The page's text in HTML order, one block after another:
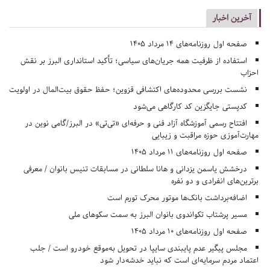
آخرین اخبار
صفحه اول روزنامه‌های 14 مرداد 1405
استفاده از ظرفیت همه جریان‌های سیاسی؛ تأکید استانداری البرز بر نقش
احزاب
نشست بررسی محدوده‌های اکتشافی قزوین؛ حفظ حقوق بیت‌المال در اولویت
کدپستی جایگزین کد کارگاهی می‌شود
افتتاح رسمی آموزشگاه آزاد فنی و حرفه‌ای «تی‌تی» در البرز/گامی نوین در
مهارت‌آموزی حوزه مراقبت و زیبایی
صفحه اول روزنامه‌های 11 مرداد 1405
درخشش یاسمن یزدانی و هانا سلطانی در مسابقات تنیس بانوان / معرفی
برترین‌های انفرادی و دو نفره
اضافه‌برداشت بانک‌ها موتور محرک تورم است
مسیر پرشتاب تکواندوی بانوان البرز به سمت سکوهای ملی
صفحه اول روزنامه‌های 10 مرداد 1405
مجلس پیگیر عدم پایبندی سایپا در تحویل به‌موقع خودرو است / جلب
اعتماد مردم سرمایه‌ای است که نباید خدشه‌دار شود